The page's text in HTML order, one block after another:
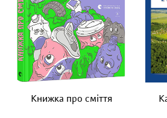
Книжка про сміття